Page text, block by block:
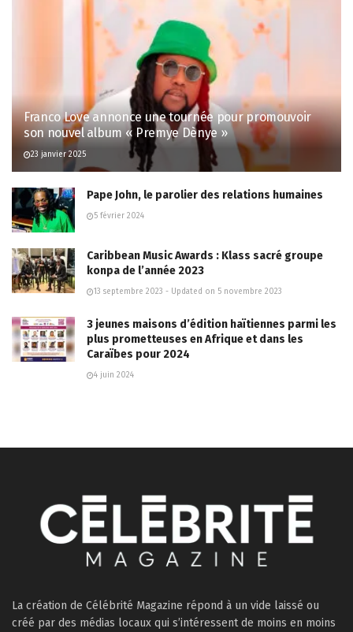
Franco Love annonce une tournée pour promouvoir
son nouvel album « Premye Dènye »
23 janvier 2025
Pape John, le parolier des relations humaines
5 février 2024
Caribbean Music Awards : Klass sacré groupe
konpa de l’année 2023
13 septembre 2023 - Updated on 5 novembre 2023
3 jeunes maisons d’édition haïtiennes parmi les
plus prometteuses en Afrique et dans les
Caraïbes pour 2024
4 juin 2024
La création de Célébrité Magazine répond à un vide laissé ou
créé par des médias locaux qui s’intéressent de moins en moins